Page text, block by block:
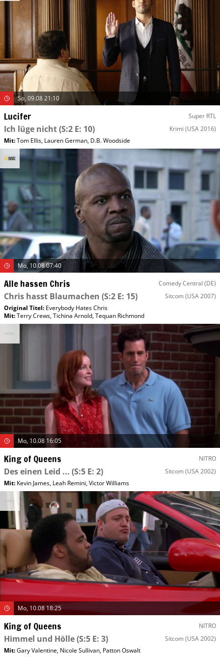
So, 09.08 21:10
Lucifer Super RTL
Ich lüge nicht(S:2 E: 10) Krimi (USA 2016)
Mit:Tom Ellis, Lauren German, D.B. Woodside
Mo, 10.08 07:40
Alle hassen Chris Comedy Central (DE)
Chris hasst Blaumachen (S:2 E: 15) Sitcom (USA 2007)
Original Titel: Everybody Hates Chris
Mit:Terry Crews,Tichina Arnold,Tequan Richmond
Mo, 10.08 16:05
King of Queens NITRO
Des einen Leid ... (S:5 E: 2) Sitcom (USA 2002)
Mit: Kevin James, Leah Remini,Victor Williams
Mo, 10.08 18:25
King of Queens NITRO
Himmel und Hölle(S:5 E: 3) Sitcom (USA 2002)
Mit:Gary Valentine, Nicole Sullivan, Patton Oswalt